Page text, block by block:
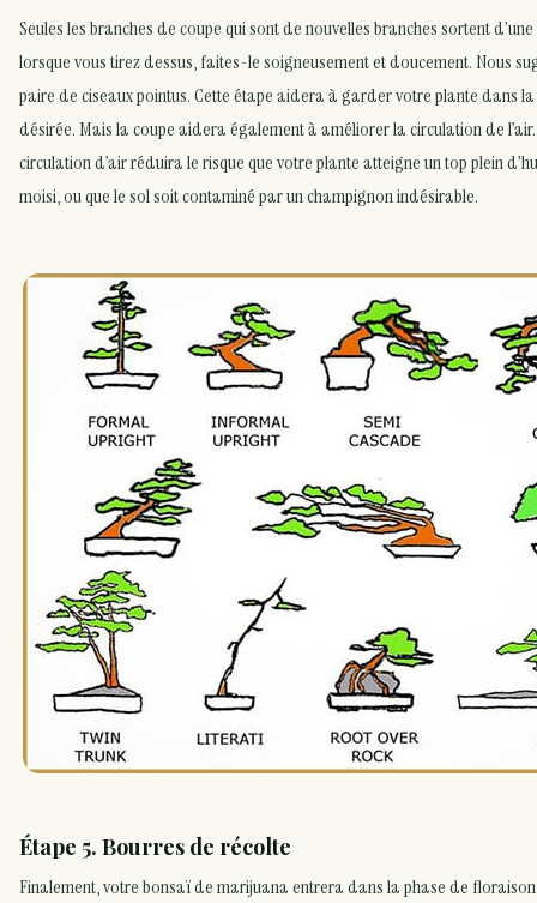
Seules les branches de coupe qui sont de nouvelles branches sortent
lorsque vous tirez dessus, faites-le soigneusement et doucement. Nous
paire de ciseaux pointus. Cette étape aidera à garder votre plante dans
désirée. Mais la coupe aidera également à améliorer la circulation de
circulation d’air réduira le risque que votre plante atteigne un top plein
moisi, ou que le sol soit contaminé par un champignon indésirable.
Étape 5. Bourres de récolte
Finalement, votre bonsaï de marijuana entrera dans la phase de